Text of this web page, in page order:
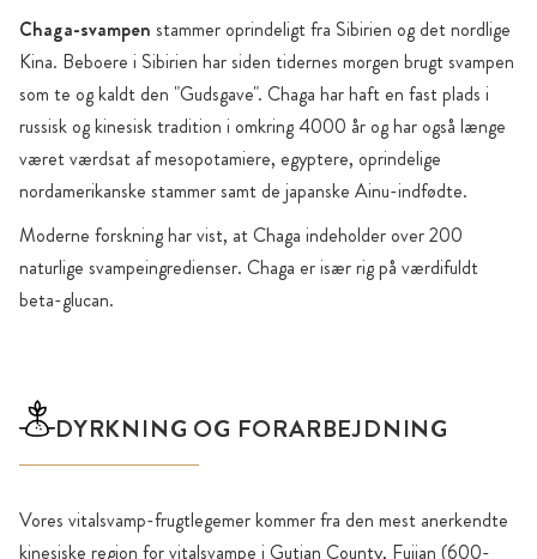
Chaga-svampen stammer oprindeligt fra Sibirien og det nordlige
Kina. Beboere i Sibirien har siden tidernes morgen brugt svampen
som te og kaldt den "Gudsgave". Chaga har haft en fast plads i
russisk og kinesisk tradition i omkring 4000 år og har også længe
været værdsat af mesopotamiere, egyptere, oprindelige
nordamerikanske stammer samt de japanske Ainu-indfødte.
Moderne forskning har vist, at Chaga indeholder over 200
naturlige svampeingredienser. Chaga er især rig på værdifuldt
beta-glucan.
DYRKNING OG FORARBEJDNING
Vores vitalsvamp-frugtlegemer kommer fra den mest anerkendte
kinesiske region for vitalsvampe i Gutian County, Fujian (600-